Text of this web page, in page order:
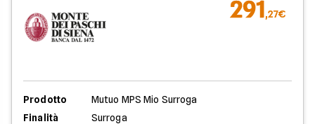
291,27€
Prodotto
Mutuo MPS Mio Surroga
Finalità
Surroga